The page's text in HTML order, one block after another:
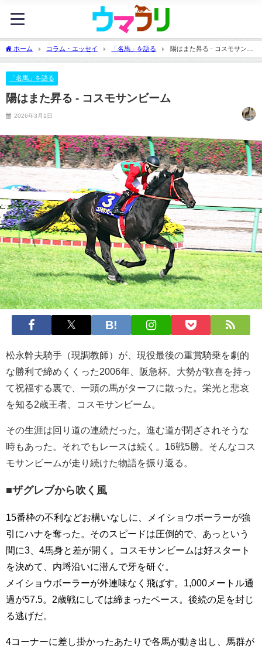
ホーム コラム・エッセイ 「名馬」を語る
陽はまた昇る - コスモサンビ
ーム
「名馬」を語る
陽はまた昇る - コスモサンビーム
2026年3月1日
松永幹夫騎手（現調教師）が、現役最後の重賞騎乗を劇的
な勝利で締めくくった2006年、阪急杯。大勢が歓喜を持っ
て祝福する裏で、一頭の馬がターフに散った。栄光と悲哀
を知る2歳王者、コスモサンビーム。
その生涯は回り道の連続だった。進む道が閉ざされそうな
時もあった。それでもレースは続く。16戦5勝。そんなコス
モサンビームが走り続けた物語を振り返る。
■ザグレブから吹く風
15番枠の不利などお構いなしに、メイショウボーラーが強
引にハナを奪った。そのスピードは圧倒的で、あっという
間に3、4馬身と差が開く。コスモサンビームは好スタート
を決めて、内埒沿いに潜んで牙を研ぐ。
メイショウボーラーが外連味なく飛ばす。1,000メートル通
過が57.5。2歳戦にしては締まったペース。後続の足を封じ
る逃げだ。
4コーナーに差し掛かったあたりで各馬が動き出し、馬群が